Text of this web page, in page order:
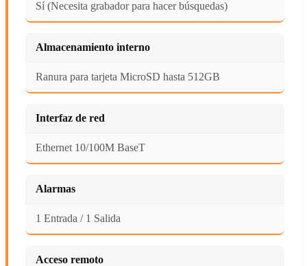
Sí (Necesita grabador para hacer búsquedas)
Almacenamiento interno
Ranura para tarjeta MicroSD hasta 512GB
Interfaz de red
Ethernet 10/100M BaseT
Alarmas
1 Entrada / 1 Salida
Acceso remoto